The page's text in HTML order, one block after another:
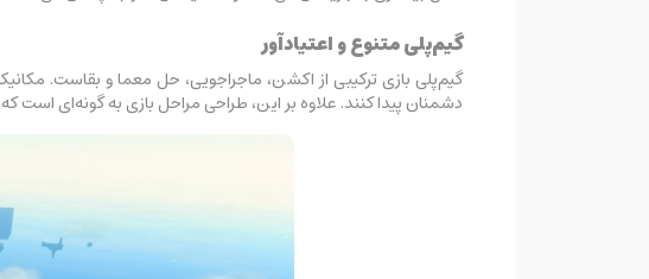
گیم‌پلی متنوع و اعتیادآور
گیم‌پلی بازی ترکیبی از اکشن، ماجراجویی، حل معما و بقاست.
دشمنان پیدا کنند. علاوه بر این، طراحی مراحل بازی به گونه‌ای